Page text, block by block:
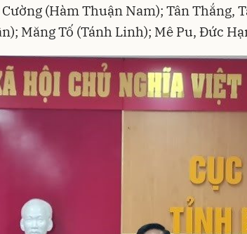
(Hàm Thuận Nam); Tân Thắng,
Măng Tố (Tánh Linh); Mê Pu, Đức